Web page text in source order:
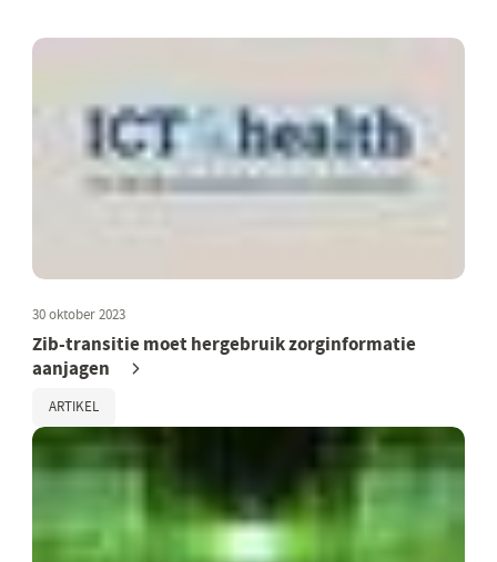
30 oktober 2023
Zib-transitie moet hergebruik zorginformatie
aanjagen
ARTIKEL